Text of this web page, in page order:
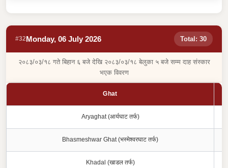
#32Monday, 06 July 2026 Total: 30
२०८३/०३/१८ गते बिहान ६ बजे देखि २०८३/०३/१८ बेलुका ५ बजे सम्म दाह संस्कार
भएक विवरण
Ghat
Aryaghat (आर्यघाट तर्फ)
Bhasmeshwar Ghat (भस्मेश्वरघाट तर्फ)
Khadal (खाडल तर्फ)